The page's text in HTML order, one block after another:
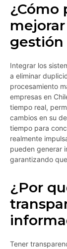
¿Cómo
gestión
Integrar los
a eliminar
procesamiento
empresas en
tiempo real,
cambios en su
tiempo para
realmente
pueden generar
garantizando
¿Por
Tener